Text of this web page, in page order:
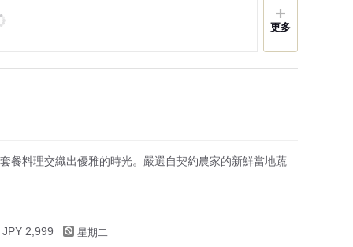
更多
餐料理交織出優雅的時光。嚴選自契約農家的新鮮當地蔬
2,999 星期二